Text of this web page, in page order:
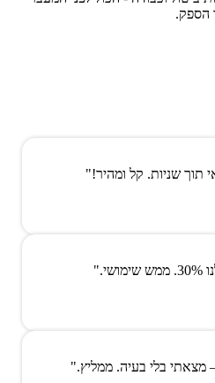
הספק.
תוך שניות. קל ומהיר!"
מצאתי בלי בעיה. ממליץ."